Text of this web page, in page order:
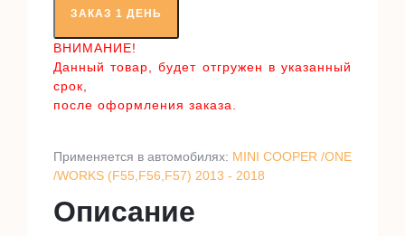
валЗАКАЗ 1 ДЕНЬ
ВНИМАНИЕ!
Данный товар, будет отгружен в указанный
срок,
после оформления заказа.
Применяется в автомобилях: MINI COOPER /ONE
/WORKS (F55,F56,F57) 2013 - 2018
Описание